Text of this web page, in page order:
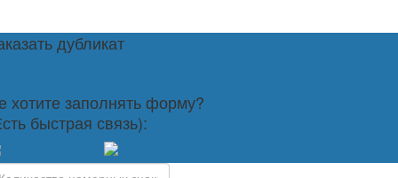
дубликат
хотите заполнять форму?
быстрая связь):